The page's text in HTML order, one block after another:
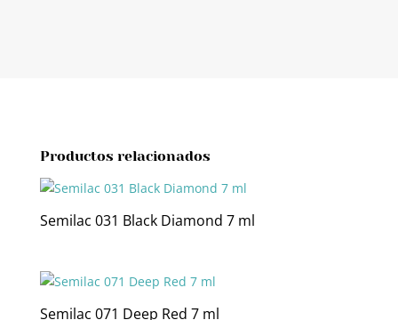
Productos relacionados
Semilac 031 Black Diamond 7 ml
Semilac 071 Deep Red 7 ml